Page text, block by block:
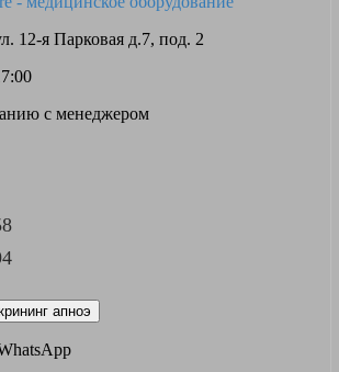
12-я Парковая д.7, под. 2
с менеджером
апноэ